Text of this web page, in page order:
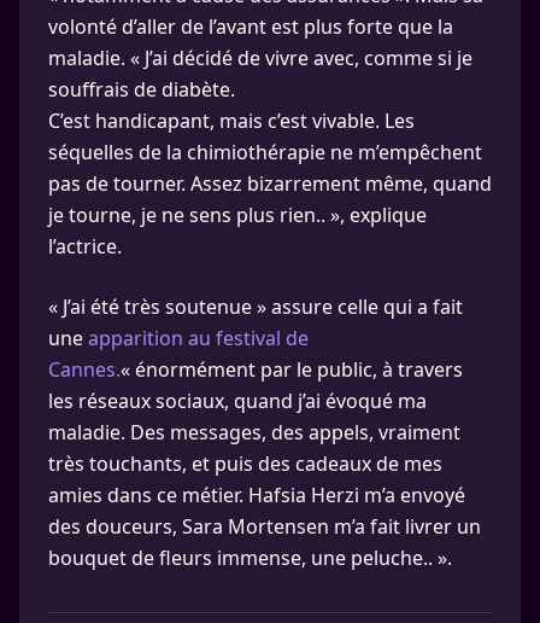
volonté d’aller de l’avant est plus forte que la
maladie. « J’ai décidé de vivre avec, comme si je
souffrais de diabète.
C’est handicapant, mais c’est vivable. Les
séquelles de la chimiothérapie ne m’empêchent
pas de tourner. Assez bizarrement même, quand
je tourne, je ne sens plus rien.. », explique
l’actrice.
« J’ai été très soutenue » assure celle qui a fait
uneapparition au festival de
Cannes.« énormément par le public, à travers
les réseaux sociaux, quand j’ai évoqué ma
maladie. Des messages, des appels, vraiment
très touchants, et puis des cadeaux de mes
amies dans ce métier. Hafsia Herzi m’a envoyé
des douceurs, Sara Mortensen m’a fait livrer un
bouquet de fleurs immense, une peluche.. ».